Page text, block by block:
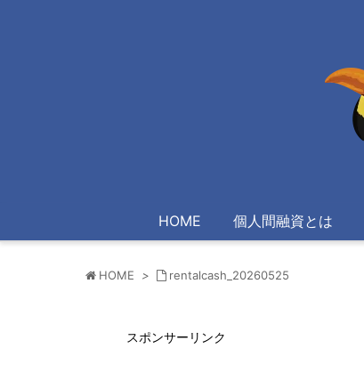
HOME 個人間融資とは
HOME > rentalcash_20260525
スポンサーリンク